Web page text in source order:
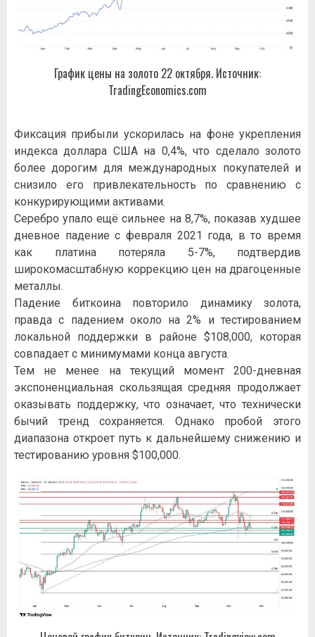
График цены на золото 22 октября. Источник:
TradingEconomics.com
Фиксация прибыли ускорилась на фоне укрепления
индекса доллара США на 0,4%, что сделало золото
более дорогим для международных покупателей и
снизило его привлекательность по сравнению с
конкурирующими активами.
Серебро упало ещё сильнее на 8,7%, показав худшее
дневное падение с февраля 2021 года, в то время
как платина потеряла 5-7%, подтвердив
широкомасштабную коррекцию цен на драгоценные
металлы.
Падение биткоина повторило динамику золота,
правда с падением около на 2% и тестированием
локальной поддержки в районе $108,000, которая
совпадает с минимумами конца августа.
Тем не менее на текущий момент 200-дневная
экспоненциальная скользящая средняя продолжает
оказывать поддержку, что означает, что технически
бычий тренд сохраняется. Однако пробой этого
диапазона откроет путь к дальнейшему снижению и
тестированию уровня $100,000.